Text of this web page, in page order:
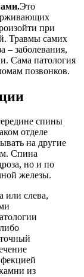
Это
при
Травмы самих
– заболевания,
Сама патология
позвонков.
спины
отделе
на другие
Спина
но и по
железы.
или слева,
из